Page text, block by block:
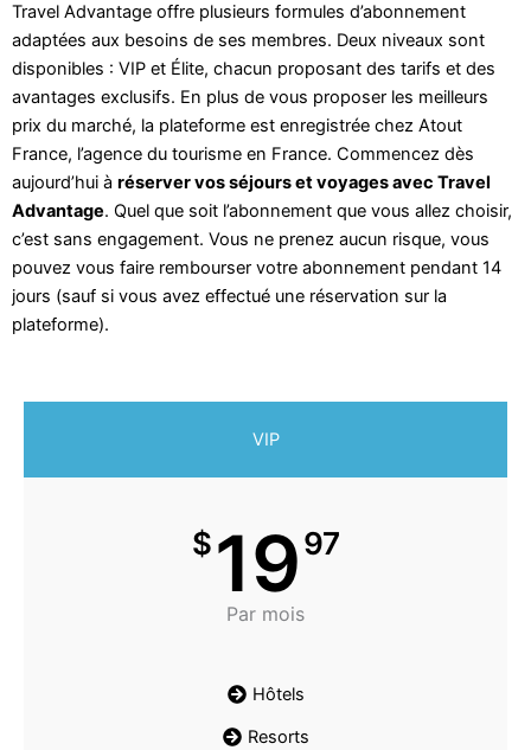
Travel Advantage offre plusieurs formules d’abonnement
adaptées aux besoins de ses membres. Deux niveaux sont
disponibles : VIP et Élite, chacun proposant des tarifs et des
avantages exclusifs. En plus de vous proposer les meilleurs
prix du marché, la plateforme est enregistrée chez Atout
France, l’agence du tourisme en France. Commencez dès
aujourd’hui à réserver vos séjours et voyages avec Travel
Advantage. Quel que soit l’abonnement que vous allez choisir,
c’est sans engagement. Vous ne prenez aucun risque, vous
pouvez vous faire rembourser votre abonnement pendant 14
jours (sauf si vous avez effectué une réservation sur la
plateforme).
VIP
$1997
Par mois
Hôtels
Resorts